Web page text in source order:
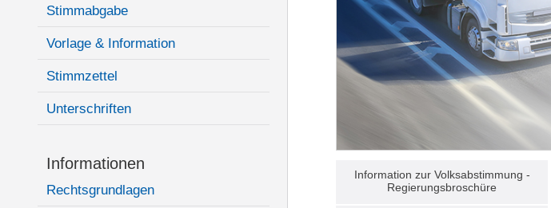
Stimmabgabe
Vorlage & Information
Stimmzettel
Unterschriften
Informationen
Rechtsgrundlagen
Information zur Volksabstimmung -
Regierungsbroschüre